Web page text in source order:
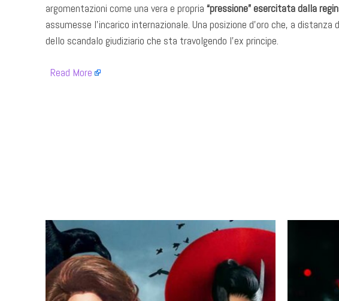
argomentazioni come una vera e propria “pressione” esercitata dalla
assumesse l’incarico internazionale. Una posizione d’oro che, a
dello scandalo giudiziario che sta travolgendo l’ex principe.
Read More